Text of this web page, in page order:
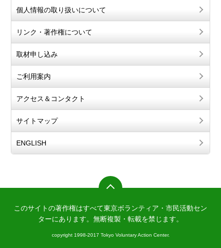
個人情報の取り扱いについて
リンク・著作権について
取材申し込み
ご利用案内
アクセス＆コンタクト
サイトマップ
ENGLISH
このサイトの著作権はすべて東京ボランティア・市民活動セン
ターにあります。 無断複製・転載を禁じます。
copyright 1998-2017 Tokyo Voluntary Action Center.